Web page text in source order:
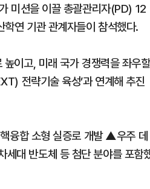
미션을 이끌 총괄관리자(PD) 12
연 기관 관계자들이 참석했다.
이고, 미래 국가 경쟁력을 좌우할
전략기술 육성’과 연계해 추진
융합 소형 실증로 개발 ▲우주 데
대 반도체 등 첨단 분야를 포함